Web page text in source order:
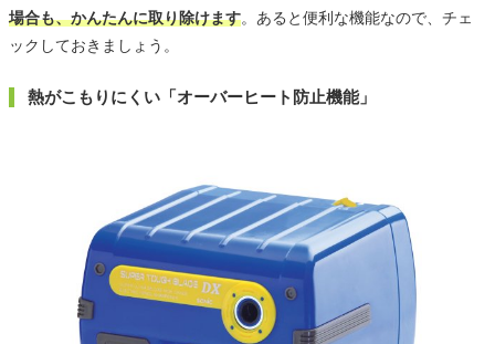
場合も、かんたんに取り除けます。あると便利な機能なので、チェ
ックしておきましょう。
熱がこもりにくい「オーバーヒート防止機能」